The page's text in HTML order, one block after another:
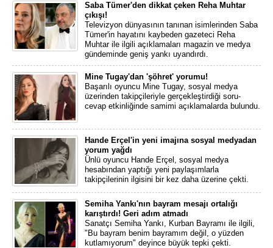
Saba Tümer'den dikkat çeken Reha Muhtar
çıkışı!
Televizyon dünyasının tanınan isimlerinden Saba
Tümer'in hayatını kaybeden gazeteci Reha
Muhtar ile ilgili açıklamaları magazin ve medya
gündeminde geniş yankı uyandırdı.
Mine Tugay'dan 'şöhret' yorumu!
Başarılı oyuncu Mine Tugay, sosyal medya
üzerinden takipçileriyle gerçekleştirdiği soru-
cevap etkinliğinde samimi açıklamalarda bulundu.
Hande Erçel'in yeni imajına sosyal medyadan
yorum yağdı
Ünlü oyuncu Hande Erçel, sosyal medya
hesabından yaptığı yeni paylaşımlarla
takipçilerinin ilgisini bir kez daha üzerine çekti.
Semiha Yankı'nın bayram mesajı ortalığı
karıştırdı! Geri adım atmadı
Sanatçı Semiha Yankı, Kurban Bayramı ile ilgili,
"Bu bayram benim bayramım değil, o yüzden
kutlamıyorum" deyince büyük tepki çekti.